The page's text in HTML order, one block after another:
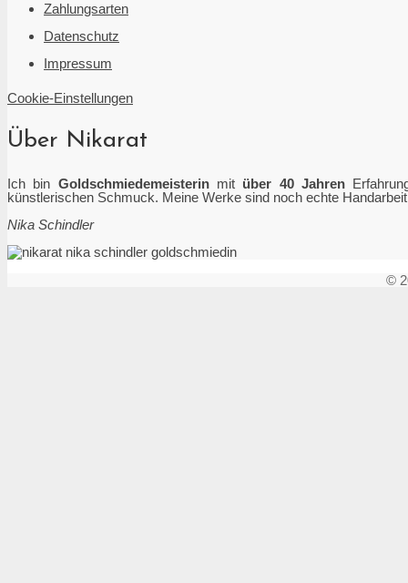
Zahlungsarten
Datenschutz
Impressum
Cookie-Einstellungen
Über Nikarat
Ich bin Goldschmiedemeisterinmit über 40 Jahren
künstlerischen Schmuck. Meine Werke sind noch echte
Nika Schindler
©